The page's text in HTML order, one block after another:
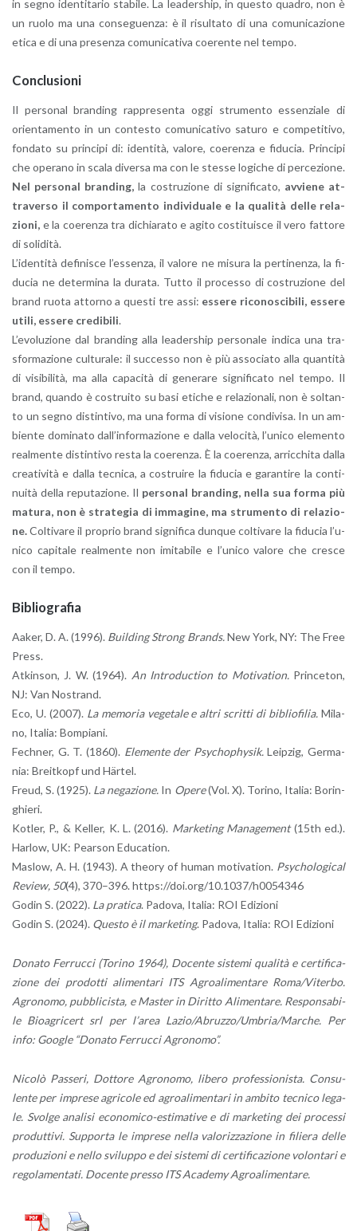
in segno iden­ti­ta­rio sta­bi­le. La lea­der­ship, in que­sto qua­dro, non è
un ruolo ma una con­se­guen­za: è il ri­sul­ta­to di una co­mu­ni­ca­zio­ne
etica e di una pre­sen­za co­mu­ni­ca­ti­va coe­ren­te nel tempo.
Con­clu­sio­ni
Il per­so­nal bran­ding rap­pre­sen­ta oggi stru­men­to es­sen­zia­le di
orien­ta­men­to in un con­te­sto co­mu­ni­ca­ti­vo sa­tu­ro e com­pe­ti­ti­vo,
fon­da­to su prin­ci­pi di: iden­ti­tà, va­lo­re, coe­ren­za e fi­du­cia. Prin­ci­pi
che ope­ra­no in scala di­ver­sa ma con le stes­se lo­gi­che di per­ce­zio­ne.
Nel per­so­nal bran­ding,la co­stru­zio­ne di si­gni­fi­ca­to, av­vie­ne at­
tra­ver­so il com­por­ta­men­to in­di­vi­dua­le e la qua­li­tà delle re­la­
zio­ni, e la coe­ren­za tra di­chia­ra­to e agito co­sti­tui­sce il vero fat­to­re
di so­li­di­tà.
L’i­den­ti­tà de­fi­ni­sce l’es­sen­za, il va­lo­re ne mi­su­ra la per­ti­nen­za, la fi­
du­cia ne de­ter­mi­na la du­ra­ta. Tutto il pro­ces­so di co­stru­zio­ne del
brand ruota at­tor­no a que­sti tre assi: es­se­re ri­co­no­sci­bi­li, es­se­re
utili, es­se­re cre­di­bi­li.
L’e­vo­lu­zio­ne dal bran­ding alla lea­der­ship per­so­na­le in­di­ca una tra­
sfor­ma­zio­ne cul­tu­ra­le: il suc­ces­so non è più as­so­cia­to alla quan­ti­tà
di vi­si­bi­li­tà, ma alla ca­pa­ci­tà di ge­ne­ra­re si­gni­fi­ca­to nel tempo. Il
brand, quan­do è co­strui­to su basi eti­che e re­la­zio­na­li, non è sol­tan­
to un segno di­stin­ti­vo, ma una forma di vi­sio­ne con­di­vi­sa. In un am­
bien­te do­mi­na­to dal­l’in­for­ma­zio­ne e dalla ve­lo­ci­tà, l’u­ni­co ele­men­to
real­men­te di­stin­ti­vo resta la coe­ren­za. È la coe­ren­za, ar­ric­chi­ta dalla
crea­ti­vi­tà e dalla tec­ni­ca, a co­strui­re la fi­du­cia e ga­ran­ti­re la con­ti­
nui­tà della re­pu­ta­zio­ne. Il per­so­nal bran­ding, nella sua forma più
ma­tu­ra, non è stra­te­gia di im­ma­gi­ne, ma stru­men­to di re­la­zio­
ne.Col­ti­va­re il pro­prio brand si­gni­fi­ca dun­que col­ti­va­re la fi­du­cia l’u­
ni­co ca­pi­ta­le real­men­te non imi­ta­bi­le e l’u­ni­co va­lo­re che cre­sce
con il tempo.
Bi­blio­gra­fia
Aaker, D. A. (1996). Buil­ding Strong Brands.New York, NY: The Free
Press.
At­kin­son, J. W. (1964). An In­tro­duc­tion to Mo­ti­va­tion.Prin­ce­ton,
NJ: Van No­strand.
Eco, U. (2007). La me­mo­ria ve­ge­ta­le e altri scrit­ti di bi­blio­fi­lia. Mi­la­
no, Ita­lia: Bom­pia­ni.
Fech­ner, G. T. (1860). Ele­men­te der Psy­cho­phy­sik.Leip­zig, Ger­ma­
nia: Brei­t­ko­pf und Härtel.
Freud, S. (1925). La ne­ga­zio­ne. In Opere(Vol. X). To­ri­no, Ita­lia: Bo­rin­
ghie­ri.
Ko­tler, P., & Kel­ler, K. L. (2016). Mar­ke­ting Ma­na­ge­ment(15th ed.).
Har­low, UK: Pear­son Edu­ca­tion.
Ma­slow, A. H. (1943). A theo­ry of human mo­ti­va­tion. Psy­cho­lo­gi­cal
Re­view, 50(4), 370–396. https://​doi.​org/​10.​1037/​h0054346
Godin S. (2022). La pra­ti­ca. Pa­do­va, Ita­lia: ROI Edi­zio­ni
Godin S. (2024). Que­sto è il mar­ke­ting. Pa­do­va, Ita­lia: ROI Edi­zio­ni
Do­na­to Fer­ruc­ci (To­ri­no 1964), Do­cen­te si­ste­mi qua­li­tà e cer­ti­fi­ca­
zio­ne dei pro­dot­ti ali­men­ta­ri ITS Agroa­li­men­ta­re Roma/Vi­ter­bo.
Agro­no­mo, pub­bli­ci­sta, e Ma­ster in Di­rit­to Ali­men­ta­re. Re­spon­sa­bi­
le Bioa­gr­i­cert srl per l’a­rea Lazio/Abruz­zo/Um­bria/Mar­che. Per
info: Goo­gle “Do­na­to Fer­ruc­ci Agro­no­mo”.
Ni­co­lò Pas­se­ri, Dot­to­re Agro­no­mo, li­be­ro pro­fes­sio­ni­sta. Con­su­
len­te per im­pre­se agri­co­le ed agroa­li­men­ta­ri in am­bi­to tec­ni­co le­ga­
le. Svol­ge ana­li­si eco­no­mi­co-esti­ma­ti­ve e di mar­ke­ting dei pro­ces­si
pro­dut­ti­vi. Sup­por­ta le im­pre­se nella va­lo­riz­za­zio­ne in fi­lie­ra delle
pro­du­zio­ni e nello svi­lup­po e dei si­ste­mi di cer­ti­fi­ca­zio­ne vo­lon­ta­ri e
re­go­la­men­ta­ti. Do­cen­te pres­so ITS Aca­de­my Agroa­li­men­ta­re.